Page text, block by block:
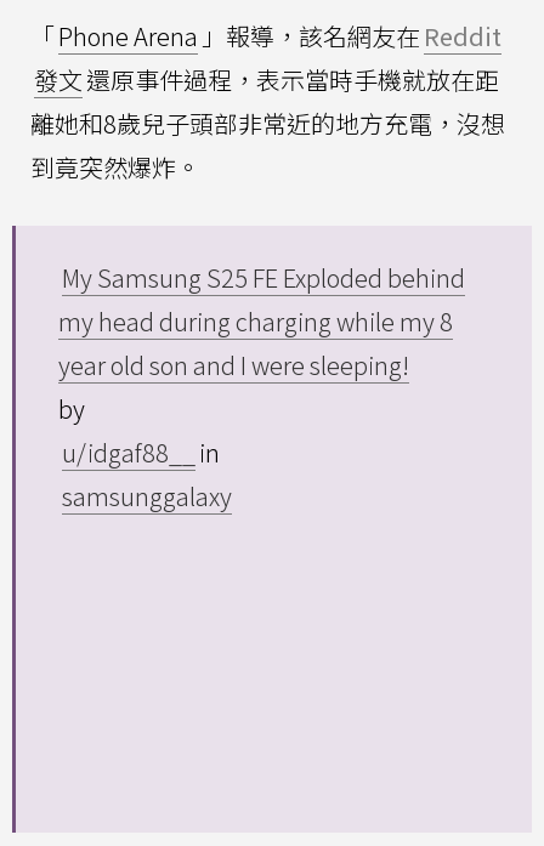
「Phone Arena 」報導，該名網友在 Reddit
發文還原事件過程，表示當時手機就放在距
離她和8歲兒子頭部非常近的地方充電，沒想
到竟突然爆炸。
My Samsung S25 FE Exploded behind
my head during charging while my 8
year old son and I were sleeping!
by
u/idgaf88__
in
samsunggalaxy